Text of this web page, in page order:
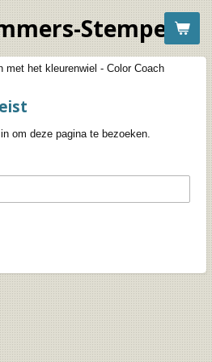
met het kleurenwiel - Color Coach
om deze pagina te bezoeken.